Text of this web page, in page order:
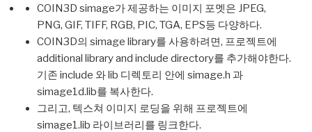
COIN3D simage가 제공하는 이미지 포멧은 JPEG,
PNG, GIF, TIFF, RGB, PIC, TGA, EPS등 다양하다.
COIN3D의 simage library를 사용하려면, 프로젝트에
additional library and include directory를 추가해야한다.
기존 include 와 lib 디렉토리 안에 simage.h 과
simage1d.lib를 복사한다.
그리고, 텍스쳐 이미지 로딩을 위해 프로젝트에
simage1.lib 라이브러리를 링크한다.